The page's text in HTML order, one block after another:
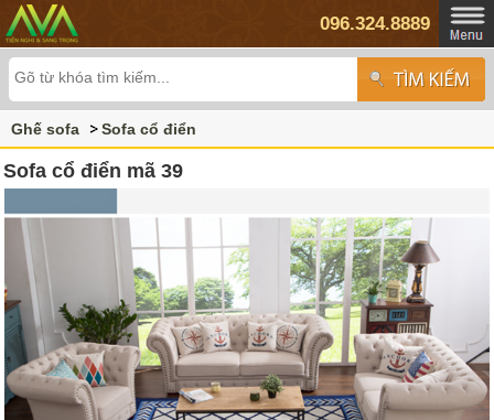
096.324.8889
Ghế sofa Sofa cổ điển
Sofa cổ điển mã 39